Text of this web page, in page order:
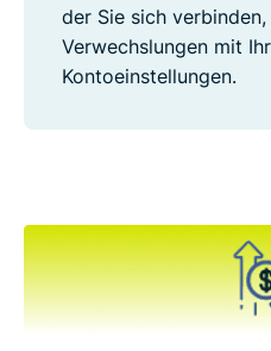
der Sie sich
Verwechslungen mit
Kontoeinstellungen.